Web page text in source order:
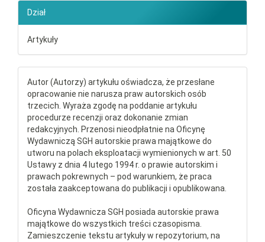
Dział
Artykuły
Autor (Autorzy) artykułu oświadcza, że przesłane
opracowanie nie narusza praw autorskich osób
trzecich. Wyraża zgodę na poddanie artykułu
procedurze recenzji oraz dokonanie zmian
redakcyjnych. Przenosi nieodpłatnie na Oficynę
Wydawniczą SGH autorskie prawa majątkowe do
utworu na polach eksploatacji wymienionych w art. 50
Ustawy z dnia 4 lutego 1994 r. o prawie autorskim i
prawach pokrewnych – pod warunkiem, że praca
została zaakceptowana do publikacji i opublikowana.
Oficyna Wydawnicza SGH posiada autorskie prawa
majątkowe do wszystkich treści czasopisma.
Zamieszczenie tekstu artykuły w repozytorium, na